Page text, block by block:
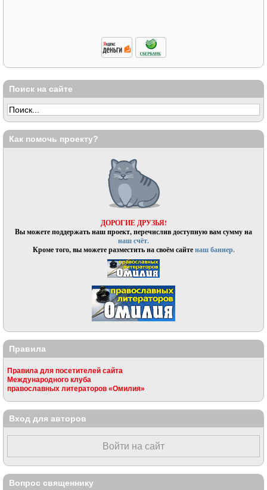
Поиск на сайте
Как помочь проекту?
ДОРОГИЕ ДРУЗЬЯ!
Вы можете поддержать наш проект, перечислив доступную вам сумму на
наш счёт.
Кроме того, вы можете разместить на своём сайтенаш баннер.
Правила
Правила для посетителей сайта
Международного клуба
православных литераторов «Омилия»
Вход для авторов
Войти на сайт
Вопрос священнику